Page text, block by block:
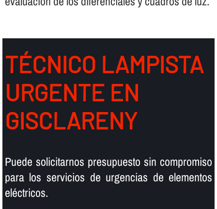
TÉCNICO LAMPISTA
URGENTE EN
GISCLARENY
Puede solicitarnos presupuesto sin compromiso
para los servicios de urgencias de elementos
eléctricos.